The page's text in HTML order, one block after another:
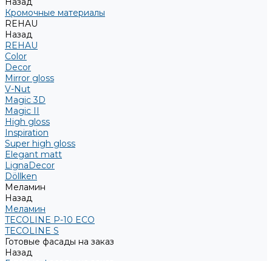
Кромочные материалы
REHAU
Назад
REHAU
Color
Decor
Mirror gloss
V-Nut
Magic 3D
Magic II
High gloss
Inspiration
Super high gloss
Elegant matt
LignaDecor
Döllken
Меламин
Назад
Меламин
TECOLINE P-10 ECO
TECOLINE S
Готовые фасады на заказ
Назад